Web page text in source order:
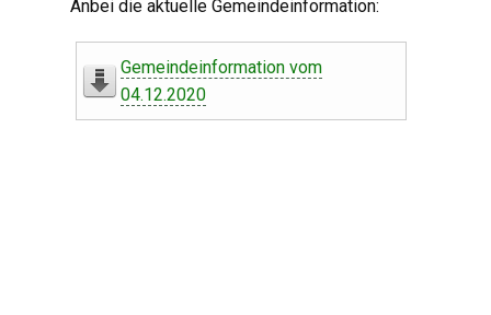
Anbei die aktuelle Gemeindeinformation:
Gemeindeinformation vom
04.12.2020